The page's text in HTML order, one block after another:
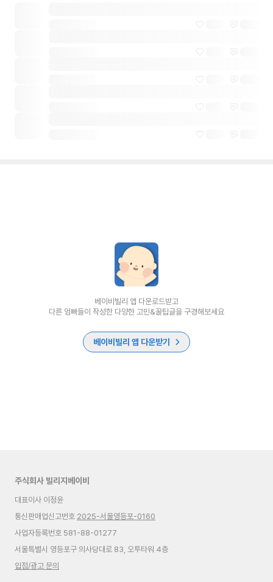
베이비빌리 앱 다운로드받고
다른 엄빠들이 작성한 다양한 고민&꿀팁글을 구경해보세요
베이비빌리 앱 다운받기
주식회사 빌리지베이비
대표이사 이정윤
통신판매업신고번호 2025-서울영등포-0160
사업자등록번호 581-88-01277
서울특별시 영등포구 의사당대로 83, 오투타워 4층
입점/광고 문의